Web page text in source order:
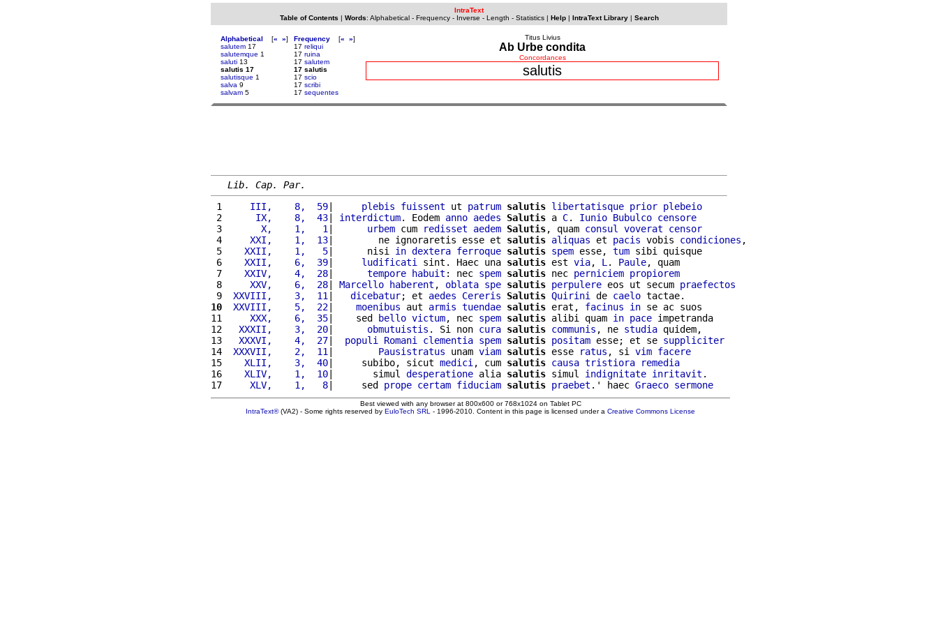
IntraText
Table of Contents | Words: Alphabetical- Frequency- Inverse - Length - Statistics| Help| IntraText Library| Search
Alphabetical [« »]
salutem 17
salutemque 1
saluti 13
salutis 17
salutisque 1
salva 9
salvam 5
Frequency [« »]
17 reliqui
17 ruina
17 salutem
17 salutis
17 scio
17 scribi
17 sequentes
Titus Livius
Ab Urbe condita
Concordances
salutis
Lib. Cap. Par.
1
    III,    8,  59
| plebis fuissent ut patrum salutis libertatisque prior plebeio
2
     IX,    8,  43
| interdictum. Eodem anno aedes Salutis a C. Iunio Bubulco censore
3
      X,    1,   1
| urbem cum redisset aedem Salutis, quam consul voverat
censor
4
    XXI,    1,  13
|        ne ignoraretis esse et salutis aliquas et pacis vobis condiciones ,
5
   XXII,    1,   5
|      nisi in dextera ferroque salutis spem esse, tum sibi quisque
6
   XXII,    6,  39
| ludificati sint. Haec una salutis est via, L . Paule, quam
7
   XXIV,    4,  28
| tempore habuit : nec spem salutis nec perniciem propiorem
8
    XXV,    6,  28
| Marcello haberent , oblata spe salutis perpulere eos ut secum praefectos
9
XXVIII,    3,  11 | dicebatur; et aedes Cereris Salutis Quirini de caelo
10
XXVIII,    5,  22| moenibus aut armis tuendae salutis erat, facinus in se ac suos
11
    XXX,    6,  35
|    sed bello victum, nec spem salutis alibi quam in pace impetranda
12
  XXXII,    3,  20
| obmutuistis . Si non cura salutis communis , ne studia quidem,
13
  XXXVI,    4,  27
| populi Romani clementia spem salutis positam esse; et se suppliciter
14
XXXVII,    2,  11 | Pausistratus unam viam salutis esse ratus , si vim facere
15
   XLII,    3,  40
|     subibo, sicut medici , cum salutis causa tristiora
remedia
16
   XLIV,    1,  10
|       simul desperatione alia salutis simul indignitate inritavit .
17
    XLV,    1,   8
|     sed prope certam fiduciam salutis praebet .' haec Graeco sermone
Best viewed with any browser at 800x600 or 768x1024 on Tablet PC
IntraText®(VA2) - Some rights reserved by EuloTech SRL - 1996-2010. Content in this page is licensed under a Creative Commons License